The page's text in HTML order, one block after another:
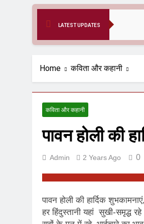
LATEST UPDATES
Home कविता और कहानी
कविता और कहानी
पावन होली की
Admin 2 Years Ago 0
पावन होली की हार्दिक शुभकामनाएं,
हर हिंदुस्तानी यहां सुखी-समृद्ध